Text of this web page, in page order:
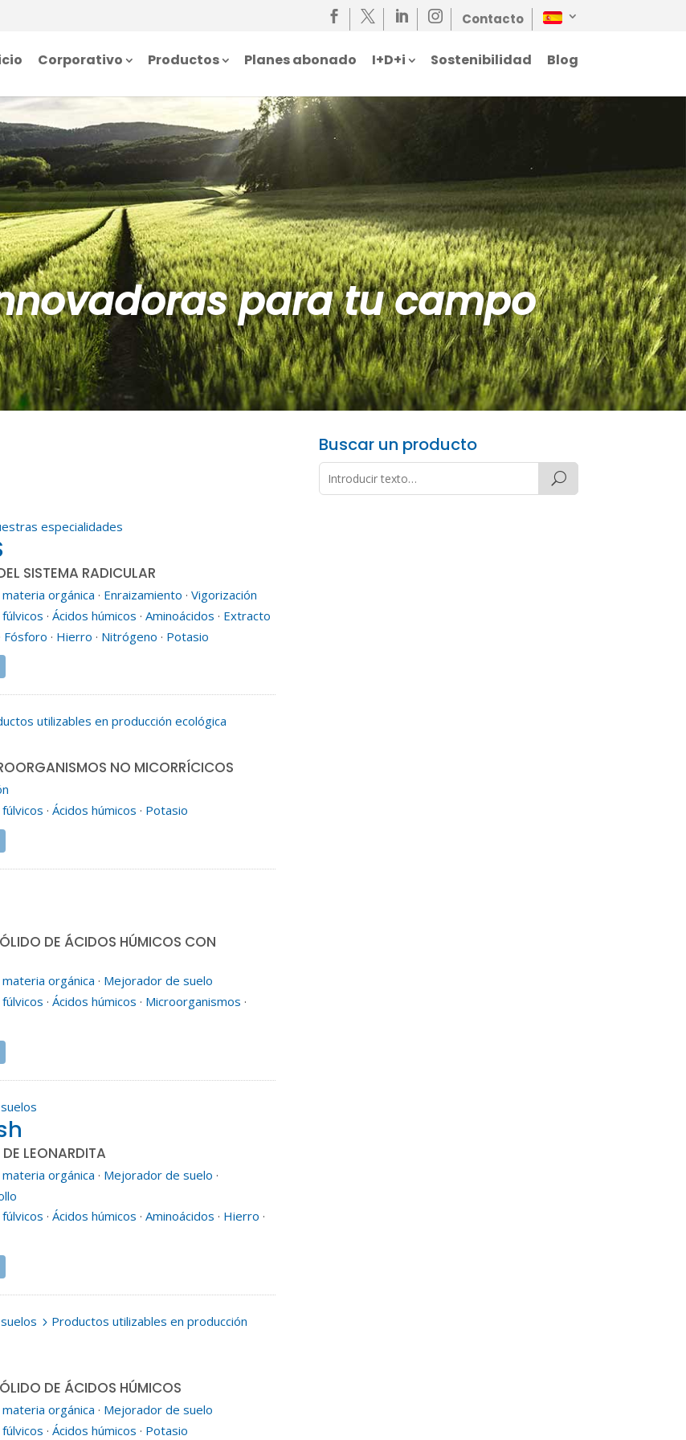
    Contacto
Corporativo Productos Planes abonado I+D+i Sostenibilidad Blog
para tu campo
especialidades
SISTEMA RADICULAR
orgánica · Enraizamiento ·Vigorización
·Ácidos húmicos ·Aminoácidos · Extracto
Fósforo · Hierro · Nitrógeno · Potasio
utilizables en producción ecológica
NO MICORRÍCICOS
·Ácidos húmicos · Potasio
DE ÁCIDOS HÚMICOS CON
orgánica · Mejorador de suelo
·Ácidos húmicos · Microorganismos ·
LEONARDITA
orgánica · Mejorador de suelo ·
·Ácidos húmicos ·Aminoácidos · Hierro ·
5 Productos utilizables en producción
DE ÁCIDOS HÚMICOS
orgánica · Mejorador de suelo
·Ácidos húmicos · Potasio
Buscar un producto